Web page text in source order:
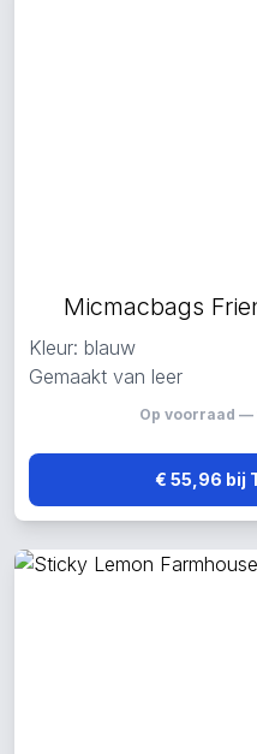
Micmacbags
Kleur: blauw
Gemaakt van leer
Op voorraad —
€ 55,96 bij